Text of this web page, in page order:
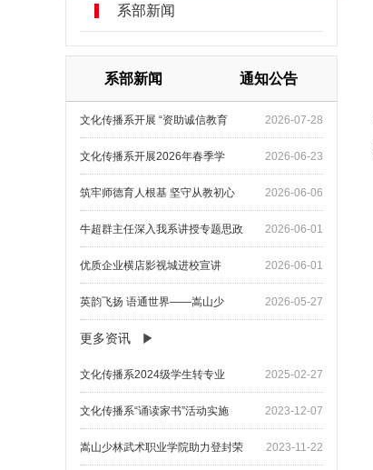
系部新闻
系部新闻 通知公告
2026-07-28
文化传播系开展 “资助诚信教育
2026-06-23
文化传播系开展2026年春季学
2026-06-06
筑牢师德育人根基 坚守从教初心
2026-06-01
牛超群主任深入我系讲授专题思政
2026-06-01
优质企业横店影视城进校宣讲
2026-05-27
英韵飞扬 语通世界——嵩山少
更多资讯
2025-02-27
文化传播系2024级学生转专业
2023-12-07
文化传播系“诵读家书”活动实施
2023-11-22
嵩山少林武术职业学院助力登封荣